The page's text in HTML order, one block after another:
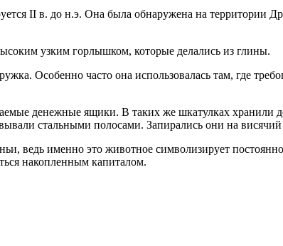
II в. до н.э. Она была обнаружена на
узким горлышком, которые делались из глины.
Особенно часто она использовалась там, где
денежные ящики. В таких же шкатулках
стальными полосами. Запирались они на висячий
ведь именно это животное символизирует
накопленным капиталом.